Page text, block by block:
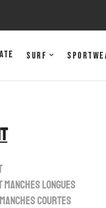
Surf
longues
courtes